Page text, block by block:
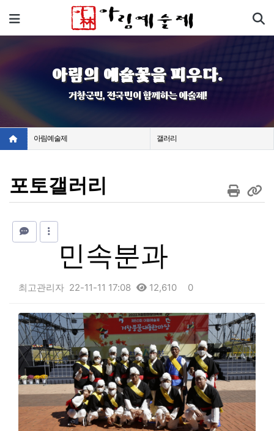
메뉴
아림의 예술꽃을 피우다.
거창군민, 전국민이 함께하는 예술제!
아림예술제 갤러리
포토갤러리
민속분과
최고관리자 22-11-11 17:08 12,610 0
본문